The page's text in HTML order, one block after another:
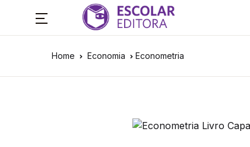
Home Economia Econometria